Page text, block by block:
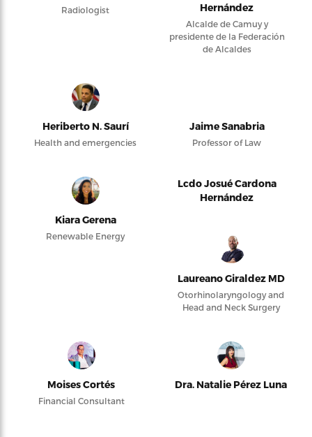
Radiologist
Hernández
Alcalde de Camuy y
presidente de la Federación
de Alcaldes
Heriberto N. Saurí
Health and emergencies
Jaime Sanabria
Professor of Law
Kiara Gerena
Renewable Energy
Lcdo Josué Cardona
Hernández
Laureano Giraldez MD
Otorhinolaryngology and
Head and Neck Surgery
Moises Cortés
Financial Consultant
Dra. Natalie Pérez Luna